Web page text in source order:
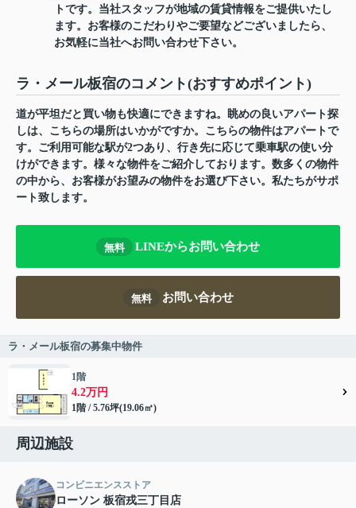
トです。当社スタッフが地域の賃貸情報をご提供いたし
ます。お客様のこだわりやご要望などございましたら、
お気軽に当社へお問い合わせ下さい。
ラ・メール板宿のコメント(おすすめポイント)
道が平坦だと買い物も快適にできますね。眺めの良いアパート探
しは、こちらの場所はいかがですか。こちらの物件はアパートで
す。ご利用可能な駅が2つあり、行き先に応じて乗車駅の使い分
けができます。様々な物件をご紹介しております。数多くの物件
の中から、お客様がお望みの物件をお選び下さい。私たちがサポ
ート致します。
無料 LINEからお問い合わせ
無料 お問い合わせ
ラ・メール板宿の募集中物件
1階
4.2万円
1階 / 5.76坪(19.06㎡)
周辺施設
コンビニエンスストア
ローソン 板宿戎三丁目店